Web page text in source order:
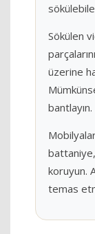
Sökülen
üzerine
bantlayın.
koruyun.
temas